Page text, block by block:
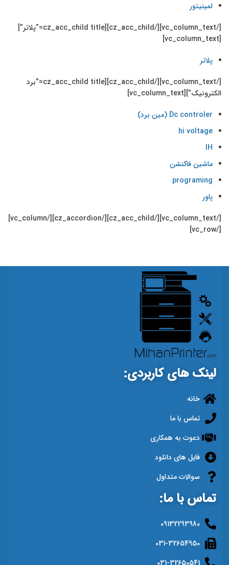
لمینیتور
[/vc_column_text][/cz_acc_child][cz_acc_child title=”پلاتر”]
[vc_column_text]
پلاتر
[/vc_column_text][/cz_acc_child][cz_acc_child title=”برد
الکترونیک”][vc_column_text]
Dc controler (مین برد)
hi voltage
IH
ماشین فاکنشن
programing
پاور
[/vc_column_text][/cz_acc_child][/cz_accordion][/vc_column]
[/vc_row]
لینک های کاربردی:
خانه
تماس با ما
دعوت به همکاری
فایل های دانلود
سوالات متداول
تماس با ما:
09132293980
031-32654950